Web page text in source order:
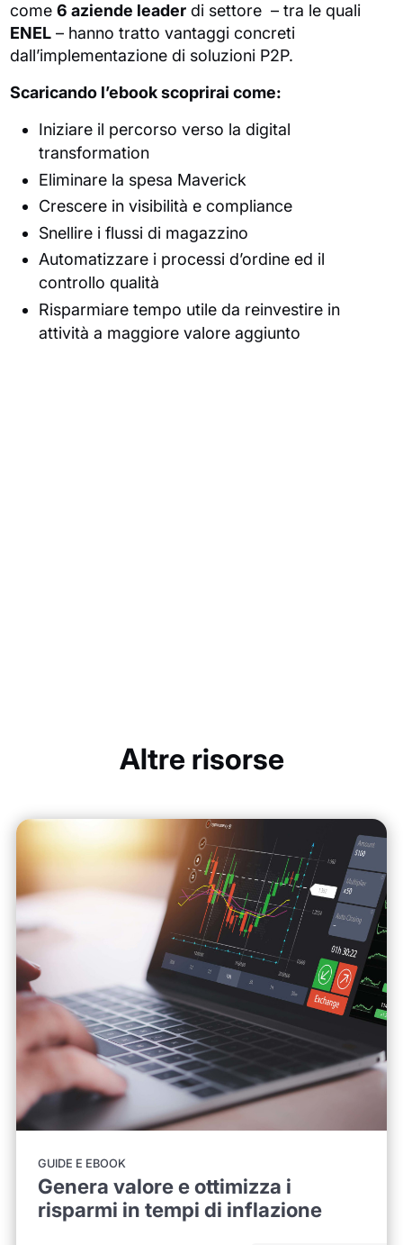
come6 aziende leader di settore – tra le quali
ENEL – hanno tratto vantaggi concreti
dall’implementazione di soluzioni P2P.
Scaricando l’ebook scoprirai come:
Iniziare il percorso verso la digital
transformation
Eliminare la spesa Maverick
Crescere in visibilità e compliance
Snellire i flussi di magazzino
Automatizzare i processi d’ordine ed il
controllo qualità
Risparmiare tempo utile da reinvestire in
attività a maggiore valore aggiunto
Altre risorse
GUIDE E EBOOK
Genera valore e ottimizza i
risparmi in tempi di inflazione